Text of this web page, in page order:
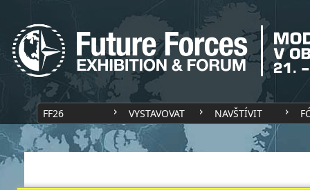
FF26 VYSTAVOVAT NAVŠTÍVIT